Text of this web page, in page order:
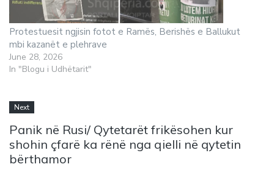
Protestuesit ngjisin fotot e Ramës, Berishës e Ballukut
mbi kazanët e plehrave
June 28, 2026
In "Blogu i Udhëtarit"
Next
Panik në Rusi/ Qytetarët frikësohen kur
shohin çfarë ka rënë nga qielli në qytetin
bërthamor